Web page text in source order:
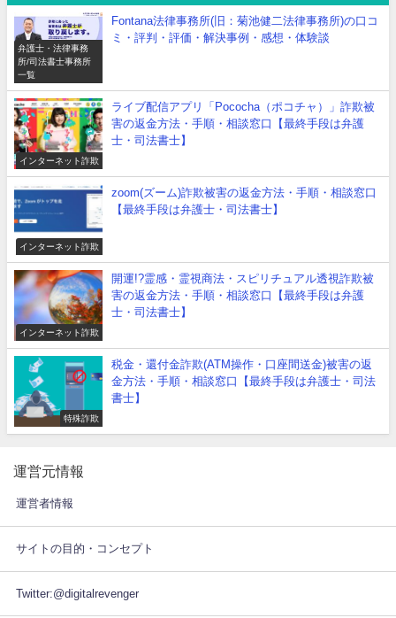
弁護士・法律事務
所/司法書士事務所
一覧
Fontana法律事務所(旧：菊池健二法律事務所)の口コ
ミ・評判・評価・解決事例・感想・体験談
インターネット詐欺
ライブ配信アプリ「Pococha（ポコチャ）」詐欺被
害の返金方法・手順・相談窓口【最終手段は弁護
士・司法書士】
インターネット詐欺
zoom(ズーム)詐欺被害の返金方法・手順・相談窓口
【最終手段は弁護士・司法書士】
インターネット詐欺
開運!?霊感・霊視商法・スピリチュアル透視詐欺被
害の返金方法・手順・相談窓口【最終手段は弁護
士・司法書士】
特殊詐欺
税金・還付金詐欺(ATM操作・口座間送金)被害の返
金方法・手順・相談窓口【最終手段は弁護士・司法
書士】
運営元情報
運営者情報
サイトの目的・コンセプト
Twitter:@digitalrevenger